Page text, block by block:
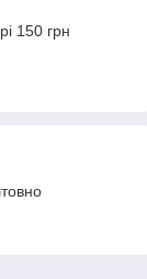
150 грн